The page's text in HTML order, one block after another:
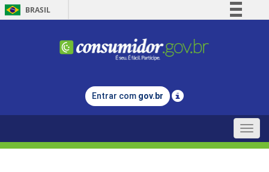
BRASIL
Comunica BR
Legislação
Entrar com gov.br
Toggle